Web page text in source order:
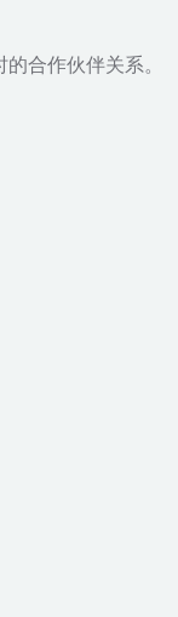
合作伙伴关系。